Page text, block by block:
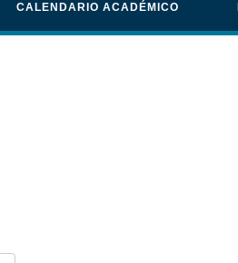
CALENDARIO ACADÉMICO